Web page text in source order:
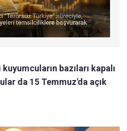
kuyumcuların bazıları kapalı
da 15 Temmuz'da açık